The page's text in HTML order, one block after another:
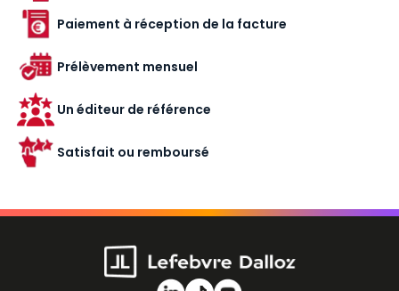
Paiement à réception de la facture
Prélèvement mensuel
Un éditeur de référence
Satisfait ou remboursé